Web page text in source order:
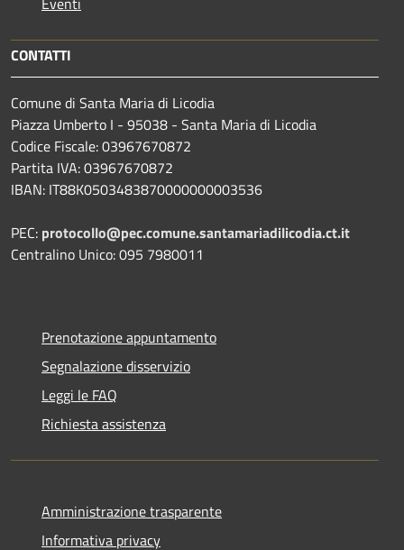
CONTATTI
Comune di Santa Maria di Licodia
Piazza Umberto I - 95038 - Santa Maria di Licodia
Codice Fiscale: 03967670872
Partita IVA: 03967670872
IBAN: IT88K0503483870000000003536
PEC: protocollo@pec.comune.santamariadilicodia.ct.it
Centralino Unico: 095 7980011
Prenotazione appuntamento
Segnalazione disservizio
Leggi le FAQ
Richiesta assistenza
Amministrazione trasparente
Informativa privacy